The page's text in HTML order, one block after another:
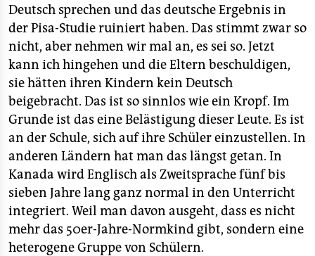
Deutsch sprechen und das deutsche Ergebnis in
der Pisa-Studie ruiniert haben. Das stimmt zwar so
nicht, aber nehmen wir mal an, es sei so. Jetzt
kann ich hingehen und die Eltern beschuldigen,
sie hätten ihren Kindern kein Deutsch
beigebracht. Das ist so sinnlos wie ein Kropf. Im
Grunde ist das eine Belästigung dieser Leute. Es ist
an der Schule, sich auf ihre Schüler einzustellen. In
anderen Ländern hat man das längst getan. In
Kanada wird Englisch als Zweitsprache fünf bis
sieben Jahre lang ganz normal in den Unterricht
integriert. Weil man davon ausgeht, dass es nicht
mehr das 50er-Jahre-Normkind gibt, sondern eine
heterogene Gruppe von Schülern.